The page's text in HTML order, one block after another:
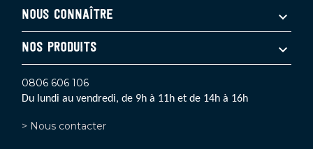
NOUS CONNAÎTRE
NOS PRODUITS
0806 606 106
Du lundi au vendredi, de 9h à 11h et de 14h à 16h
> Nous contacter